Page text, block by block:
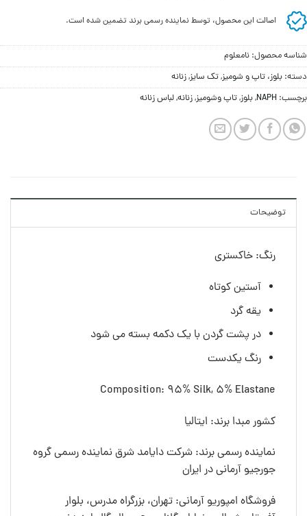
اصالت این محصول، توسط نماینده رسمی برند تضمین شده است.
شناسه محصول: نامعلوم
دسته: بلوز، تاپ و شومیز,تک سایز,زنانه
برچسب: NAPH
,بلوز,تاپ وشومیز,زنانه,لباس زنانه
توضیحات
رنگ: خاکستری
آستین کوتاه
یقه گرد
در پشت گردن با یک دکمه بسته می شود
رنگ یکدست
Composition: 95% Silk, 5% Elastane
کشور مبدا برند: ایتالیا
نماینده رسمی برند: شرکت دایامد شرق نماینده رسمی گروه
جورجیو آرمانی در ایران
فروشگاه امپوریو آرمانی: تهران، بزرگراه مدرس، بلوار